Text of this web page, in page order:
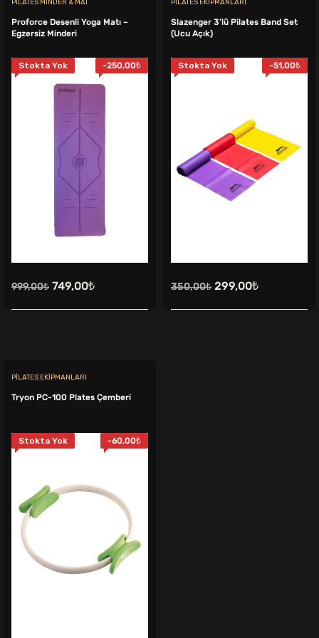
PILATES MINDER & MAT
Proforce Desenli Yoga Matı –
Egzersiz Minderi
Stokta Yok -250,00₺
999,00₺ Orijinal
749,00₺Şu
PILATES EKIPMANLARI
Slazenger 3’lü Pilates Band Set
(Ucu Açık)
Stokta Yok -51,00₺
350,00₺ Orijinal
299,00₺Şu
PILATES EKIPMANLARI
Tryon PC-100 Plates Çemberi
Stokta Yok -60,00₺